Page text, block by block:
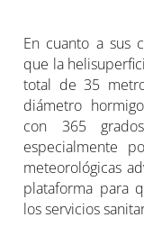
En cuanto a sus
que la
total de 35
diámetro
con 365
especialmente
meteorológicas
plataforma para
los servicios